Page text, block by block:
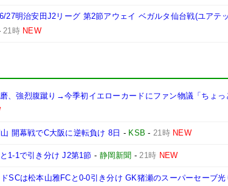
27明治安田J2リーグ 第2節アウェイ ベガルタ仙台戦(ユアテ
21時 NEW
、強烈腹蹴り→今季初イエローカードにファン物議「ちょ
開幕戦でC大阪に逆転負け 8日 - KSB - 21時 NEW
1-1で引き分け J2第1節 - 静岡新聞 -21時 NEW
SCは松本山雅FCと0-0引き分け GK猪瀬のスーパーセーブ